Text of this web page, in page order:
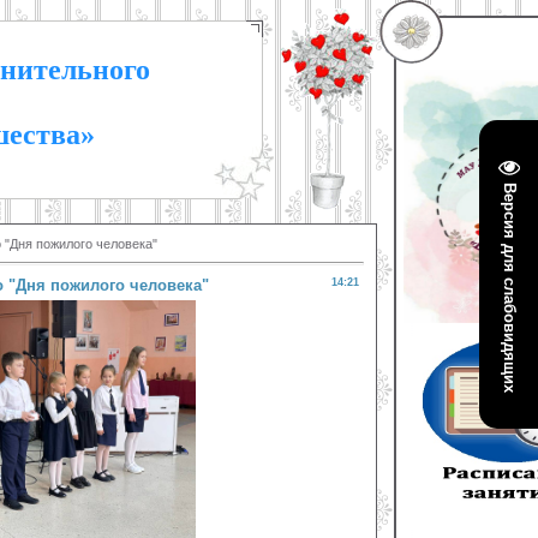
Версия для слабовидящих
пожилого человека"
14:21
"Дня пожилого человека"